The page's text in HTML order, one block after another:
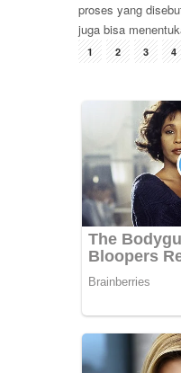
proses yang
juga bisa
1 2 3 4